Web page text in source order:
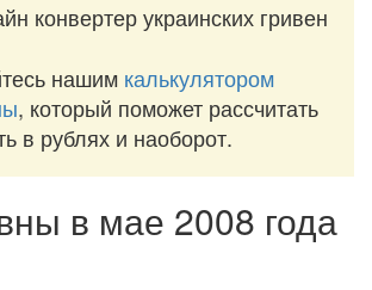
конвертер украинских гривен
нашим калькулятором
, который поможет рассчитать
в рублях и наоборот.
в мае 2008 года